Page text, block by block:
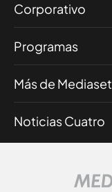
Corporativo
Programas
Más de Mediaset
Noticias Cuatro